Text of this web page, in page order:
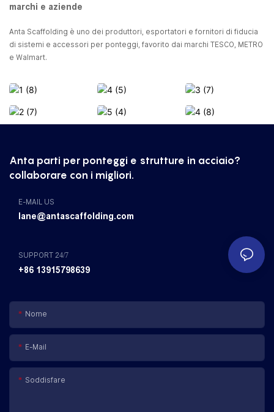
marchi e aziende
Anta Scaffolding è uno dei produttori, esportatori e fornitori di fiducia
di sistemi e accessori per ponteggi, favorito dai marchi TESCO, METRO
e Walmart.
Anta parti per ponteggi e strutture in acciaio?
collaborare con i migliori.
E-MAIL US
lane@antascaffolding.com
SUPPORT 24/7
+86 13915798639
Nome
E-Mail
Soddisfare